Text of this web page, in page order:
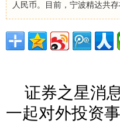
人民币。目前，宁波精达共
证券之星消
一起对外投资